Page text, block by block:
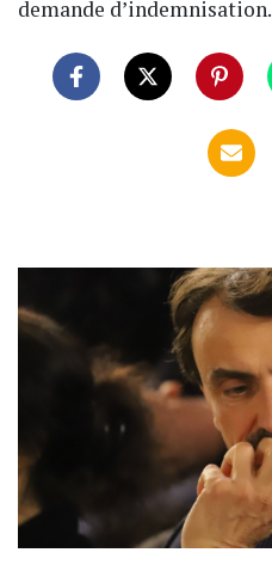
demande d’indemnisation.